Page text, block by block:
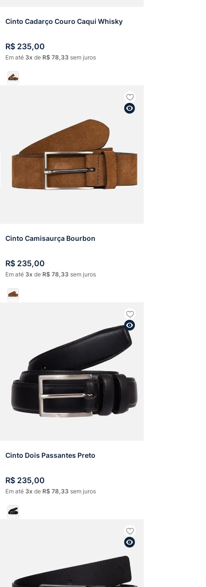
Cinto Cadarço Couro Caqui Whisky
R$ 235,00
Em até 3 de R$ 78,33 sem juros
Cinto Camisaurça Bourbon
R$ 235,00
Em até 3 de R$ 78,33 sem juros
Cinto Dois Passantes Preto
R$ 235,00
Em até 3 de R$ 78,33 sem juros